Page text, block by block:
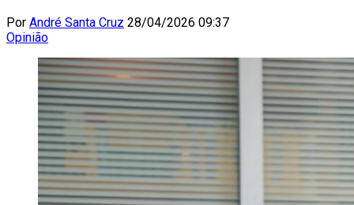
Por André Santa Cruz 28/04/2026 09:37
Opinião